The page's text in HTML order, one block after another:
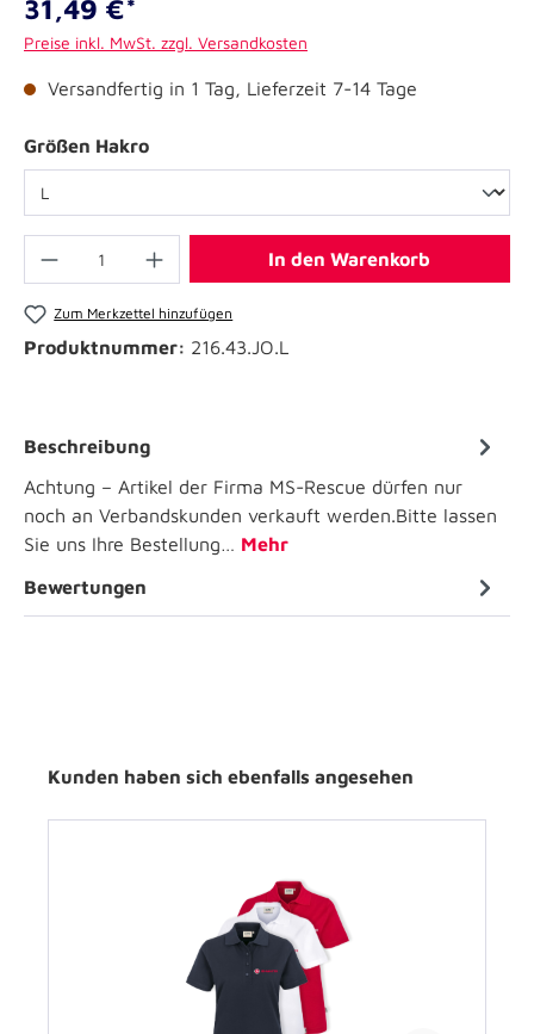
31,49 €*
Preise inkl. MwSt. zzgl. Versandkosten
Versandfertig in 1 Tag, Lieferzeit 7-14 Tage
Größen Hakro
In den Warenkorb
Zum Merkzettel hinzufügen
Produktnummer: 216.43.JO.L
Beschreibung
Achtung – Artikel der Firma MS-Rescue dürfen nur
noch an Verbandskunden verkauft werden.Bitte lassen
Sie uns Ihre Bestellung… Mehr
Bewertungen
Kunden haben sich ebenfalls angesehen